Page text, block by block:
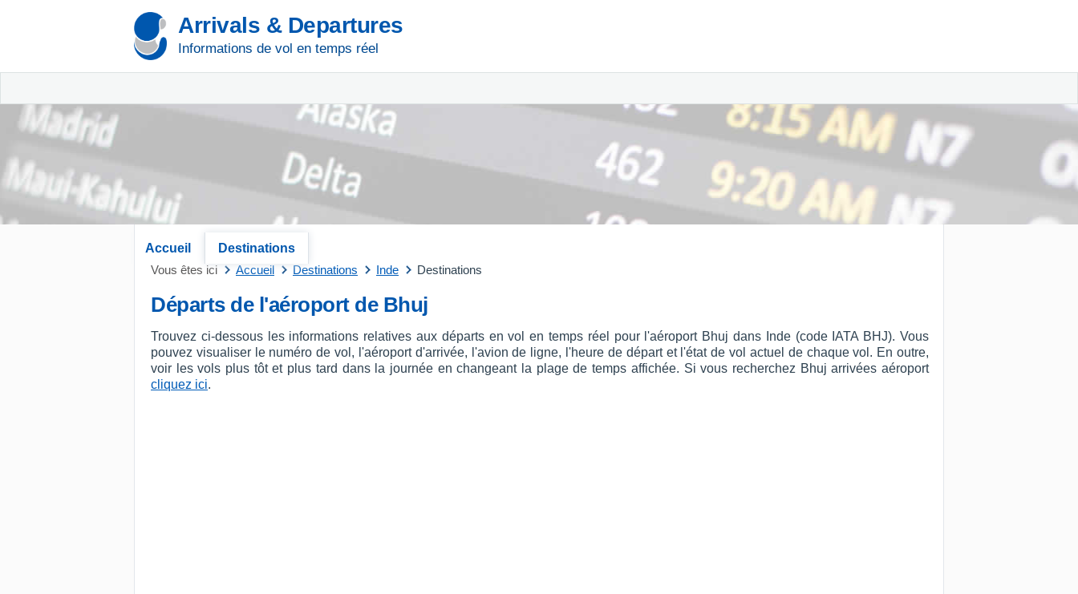
Arrivals & Departures
Informations de vol en temps réel
Accueil
Destinations
Vous êtes ici
Accueil Destinations Inde Destinations
Départs de l'aéroport de Bhuj
Trouvez ci-dessous les informations relatives aux départs en vol en temps réel pour l'aéroport Bhuj dans Inde (code IATA BHJ). Vous
pouvez visualiser le numéro de vol, l'aéroport d'arrivée, l'avion de ligne, l'heure de départ et l'état de vol actuel de chaque vol. En outre,
voir les vols plus tôt et plus tard dans la journée en changeant la plage de temps affichée. Si vous recherchez Bhuj arrivées aéroport
cliquez ici.